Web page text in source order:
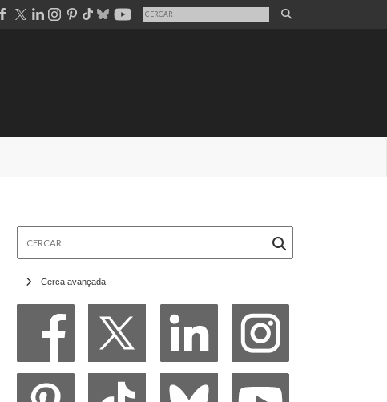
Cerca avançada